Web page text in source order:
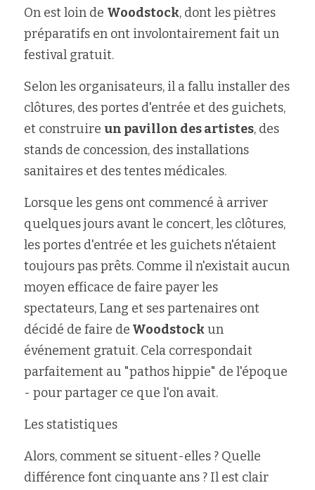
On est loin de Woodstock, dont les piètres
préparatifs en ont involontairement fait un
festival gratuit.
Selon les organisateurs, il a fallu installer des
clôtures, des portes d'entrée et des guichets,
et construire un pavillon des artistes, des
stands de concession, des installations
sanitaires et des tentes médicales.
Lorsque les gens ont commencé à arriver
quelques jours avant le concert, les clôtures,
les portes d'entrée et les guichets n'étaient
toujours pas prêts. Comme il n'existait aucun
moyen efficace de faire payer les
spectateurs, Lang et ses partenaires ont
décidé de faire de Woodstock un
événement gratuit. Cela correspondait
parfaitement au "pathos hippie" de l'époque
- pour partager ce que l'on avait.
Les statistiques
Alors, comment se situent-elles ? Quelle
différence font cinquante ans ? Il est clair